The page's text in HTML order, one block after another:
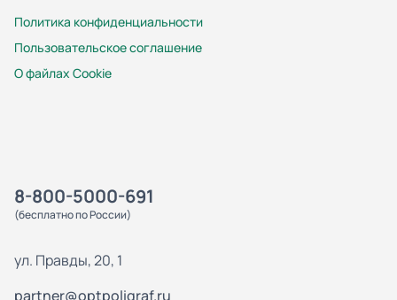
Политика конфиденциальности
Пользовательское соглашение
О файлах Cookie
8-800-5000-691
(бесплатно по России)
ул. Правды, 20, 1
partner@optpoligraf.ru